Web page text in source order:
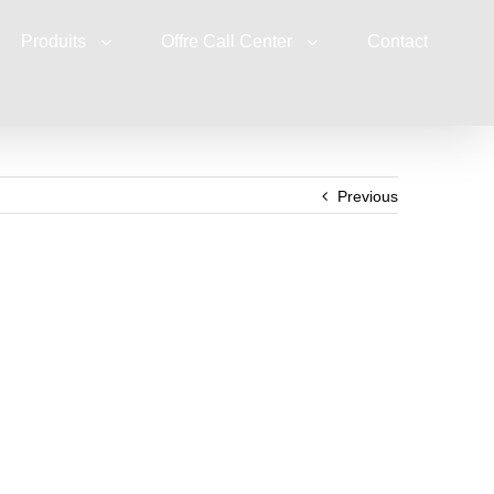
Produits Offre Call Center Contact
Previous